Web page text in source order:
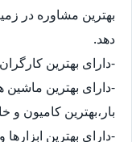
بهترین مشاوره در
دهد.
-دارای بهترین
-دارای بهترین ماشین
بار،بهترین کامیون و
-دارای بهترین ابزارها